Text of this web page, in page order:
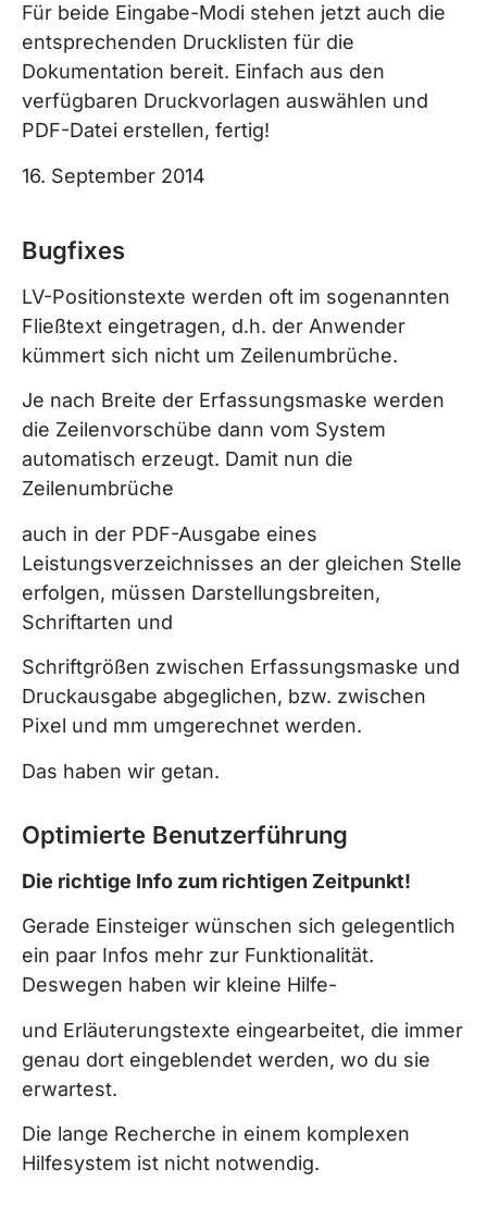
Für beide Eingabe-Modi stehen jetzt auch die
entsprechenden Drucklisten für die
Dokumentation bereit. Einfach aus den
verfügbaren Druckvorlagen auswählen und
PDF-Datei erstellen, fertig!
16. September 2014
Bugfixes
LV-Positionstexte werden oft im sogenannten
Fließtext eingetragen, d.h. der Anwender
kümmert sich nicht um Zeilenumbrüche.
Je nach Breite der Erfassungsmaske werden
die Zeilenvorschübe dann vom System
automatisch erzeugt. Damit nun die
Zeilenumbrüche
auch in der PDF-Ausgabe eines
Leistungsverzeichnisses an der gleichen Stelle
erfolgen, müssen Darstellungsbreiten,
Schriftarten und
Schriftgrößen zwischen Erfassungsmaske und
Druckausgabe abgeglichen, bzw. zwischen
Pixel und mm umgerechnet werden.
Das haben wir getan.
Optimierte Benutzerführung
Die richtige Info zum richtigen Zeitpunkt!
Gerade Einsteiger wünschen sich gelegentlich
ein paar Infos mehr zur Funktionalität.
Deswegen haben wir kleine Hilfe-
und Erläuterungstexte eingearbeitet, die immer
genau dort eingeblendet werden, wo du sie
erwartest.
Die lange Recherche in einem komplexen
Hilfesystem ist nicht notwendig.